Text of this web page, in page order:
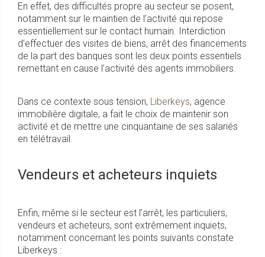
En effet, des difficultés propre au secteur se posent,
notamment sur le maintien de l’activité qui repose
essentiellement sur le contact humain. Interdiction
d’effectuer des visites de biens, arrêt des financements
de la part des banques sont les deux points essentiels
remettant en cause l’activité des agents immobiliers.
Dans ce contexte sous tension, Liberkeys, agence
immobilière digitale, a fait le choix de maintenir son
activité et de mettre une cinquantaine de ses salariés
en télétravail.
Vendeurs et acheteurs inquiets
Enfin, même si le secteur est l’arrêt, les particuliers,
vendeurs et acheteurs, sont extrêmement inquiets,
notamment concernant les points suivants constate
Liberkeys :